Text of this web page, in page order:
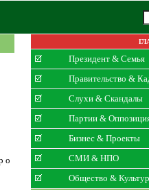
о
Президент & Семья
Правительство &
Слухи & Скандалы
Партии &
Бизнес & Проекты
СМИ & НПО
Общество &